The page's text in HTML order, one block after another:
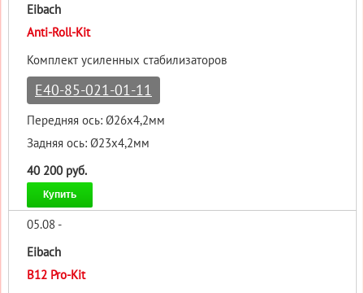
Eibach
Anti-Roll-Kit
Комплект усиленных стабилизаторов
E40-85-021-01-11
Передняя ось: Ø26x4,2мм
Задняя ось: Ø23x4,2мм
40 200 руб.
Купить
05.08 -
Eibach
B12 Pro-Kit